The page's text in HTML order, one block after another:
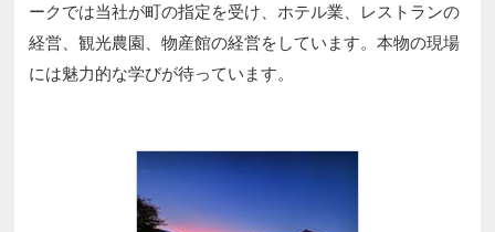
ークでは当社が町の指定を受け、ホテル業、レストランの
経営、観光農園、物産館の経営をしています。本物の現場
には魅力的な学びが待っています。